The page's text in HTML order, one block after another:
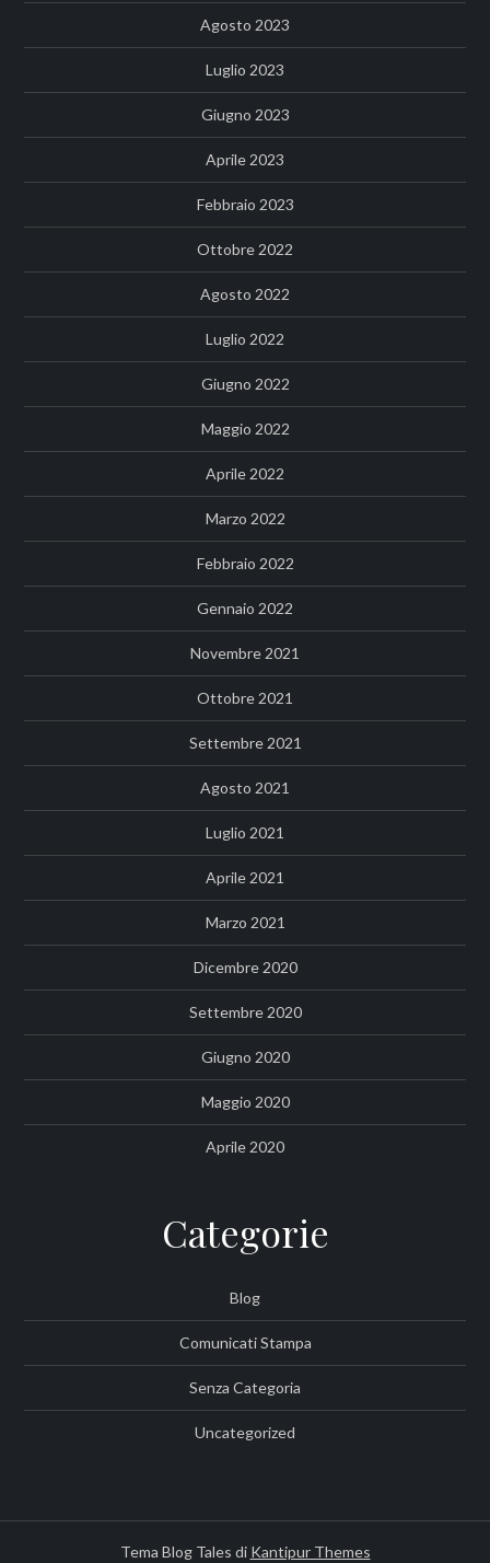
Agosto 2023
Luglio 2023
Giugno 2023
Aprile 2023
Febbraio 2023
Ottobre 2022
Agosto 2022
Luglio 2022
Giugno 2022
Maggio 2022
Aprile 2022
Marzo 2022
Febbraio 2022
Gennaio 2022
Novembre 2021
Ottobre 2021
Settembre 2021
Agosto 2021
Luglio 2021
Aprile 2021
Marzo 2021
Dicembre 2020
Settembre 2020
Giugno 2020
Maggio 2020
Aprile 2020
Categorie
Blog
Comunicati Stampa
Senza Categoria
Uncategorized
Tema Blog Tales di Kantipur Themes